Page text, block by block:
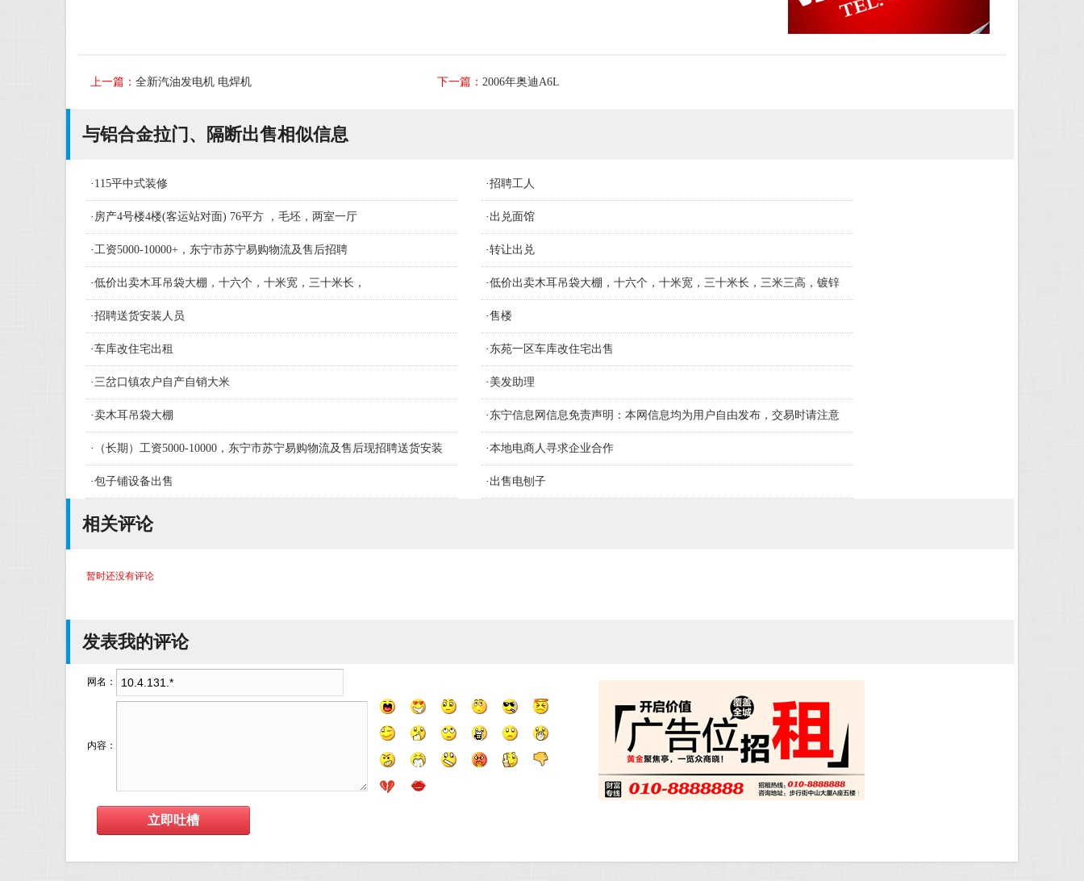
上一篇： 全新汽油发电机 电焊机 下一篇： 2006年奥迪A6L
与铝合金拉门、隔断出售相似信息
· 115平中式装修 ·招聘工人
· 房产4号楼4楼(客运站对面) 76平方 ，毛坯，两室一厅 · 出兑面馆
·工资5000-10000+，东宁市苏宁易购物流及售后招聘 ·转让出兑
·低价出卖木耳吊袋大棚，十六个，十米宽，三十米长， ·低价出卖木耳吊袋大棚，十六个，十米宽，三十米长，三米三高，镀锌
材质钢管
·招聘送货安装人员 ·售楼
·车库改住宅出租 · 东苑一区车库改住宅出售
·三岔口镇农户自产自销大米 · 美发助理
·卖木耳吊袋大棚 · 东宁信息网信息免责声明：本网信息均为用户自由发布，交易时请注意
识别信息的真假，如侵害您的权益请联系删
·
（长期）工资5000-10000，东宁市苏宁易购物流及售后现招聘送货安装
人员及学徒若干名
·本地电商人寻求企业合作
·包子铺设备出售 · 出售电刨子
相关评论
暂时还没有评论
发表我的评论
网名：
内容：